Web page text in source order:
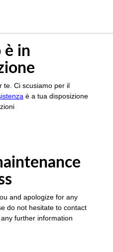
è in
te. Ci scusiamo per il
è a tua disposizione
and apologize for any
do not hesitate to contact
further information